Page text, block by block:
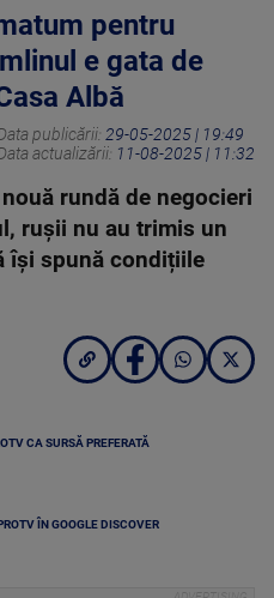
pentru
e gata de
Albă
publicării: 29-05-2025 | 19:49
actualizării: 11-08-2025 | 11:32
rundă de negocieri
rușii nu au trimis un
își spună condițiile
CA SURSĂ PREFERATĂ
ÎN GOOGLE DISCOVER